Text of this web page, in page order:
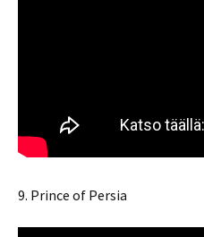
9. Prince of Persia